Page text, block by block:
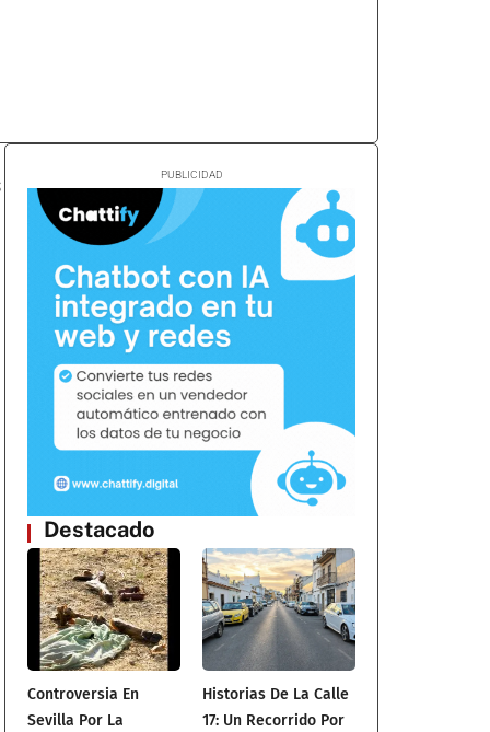
Destacado
Controversia En
Sevilla Por La
Historias De La Calle
17: Un Recorrido Por